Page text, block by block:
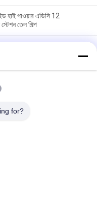
হাই পাওয়ার এডিসি 12
তেল শিল্প
Atex অনুমোদন বিস্ফোরণ
শিল্প
for?